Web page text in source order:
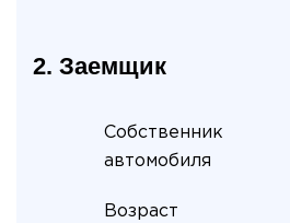
2. Заемщик
Собственник
автомобиля
Возраст